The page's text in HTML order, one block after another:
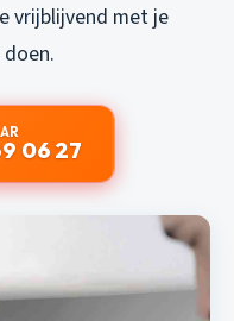
vrijblijvend met je
06 27